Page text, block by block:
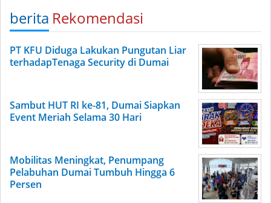
berita Rekomendasi
PT KFU Diduga Lakukan Pungutan Liar
terhadapTenaga Security di Dumai
Sambut HUT RI ke-81, Dumai Siapkan
Event Meriah Selama 30 Hari
Mobilitas Meningkat, Penumpang
Pelabuhan Dumai Tumbuh Hingga 6
Persen